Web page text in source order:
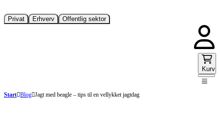
Privat Erhverv Offentlig sektor
Kurv
Start Blog Jagt med beagle – tips til en vellykket jagtdag